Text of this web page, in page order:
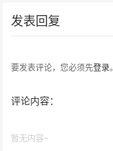
发表回复
要发表评论，您必须先登录。
评论内容：
暂无内容~